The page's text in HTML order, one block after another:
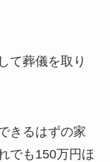
て葬儀を取り
きるはずの家
でも150万円ほ